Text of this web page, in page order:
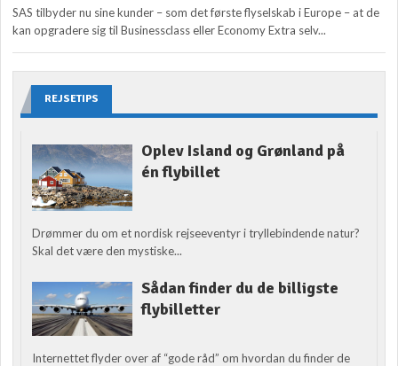
SAS tilbyder nu sine kunder – som det første flyselskab i Europe – at de
kan opgradere sig til Businessclass eller Economy Extra selv...
REJSETIPS
Oplev Island og Grønland på
én flybillet
Drømmer du om et nordisk rejseeventyr i tryllebindende natur?
Skal det være den mystiske...
Sådan finder du de billigste
flybilletter
Internettet flyder over af “gode råd” om hvordan du finder de